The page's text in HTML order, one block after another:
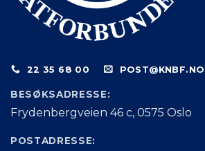
22 35 68 00 POST@KNBF.NO
BESØKSADRESSE:
Frydenbergveien 46 c, 0575 Oslo
POSTADRESSE: